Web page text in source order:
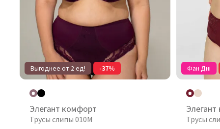
Выгоднее от 2 ед! -37%
Элегант комфорт
Трусы слипы 010М
Фан Дні
Трусы